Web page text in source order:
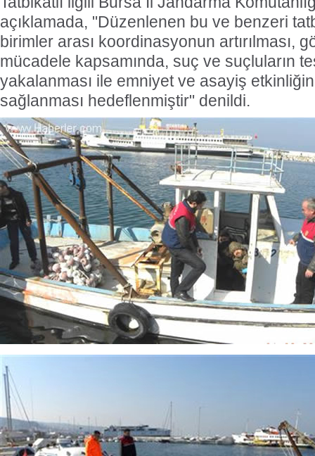
açıklamada, "Düzenlenen bu ve benzeri
birimler arası koordinasyonun artırılması,
mücadele kapsamında, suç ve suçluların
yakalanması ile emniyet ve asayiş
sağlanması hedeflenmiştir" denildi.